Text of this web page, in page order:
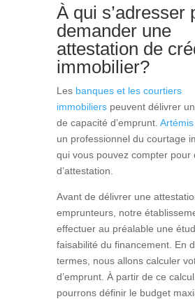
À qui s’adresser
demander une
attestation de
immobilier?
Les banques et les courtiers
immobiliers peuvent délivrer
de capacité d’emprunt.
un professionnel du courtage
qui vous pouvez compter pour
d’attestation.
Avant de délivrer une
emprunteurs, notre
effectuer au préalable une
faisabilité du financement. En
termes, nous allons calculer
d’emprunt. À partir de ce
pourrons définir le budget